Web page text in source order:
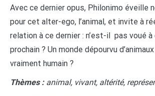
Avec ce dernier opus, Philonimo éveille
pour cet alter-ego, l’animal, et invite à
relation à ce dernier : n’est-il pas voué
prochain ? Un monde dépourvu
vraiment humain ?
Thèmes :animal, vivant, altérité,